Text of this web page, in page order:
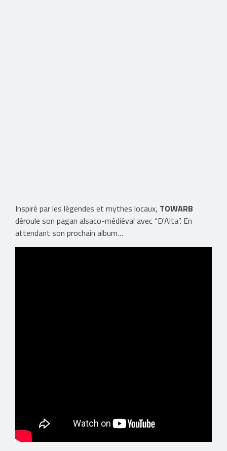
Inspiré par les légendes et mythes locaux, TOWARB
déroule son pagan alsaco-médiéval avec “D'Alta”. En
attendant son prochain album…